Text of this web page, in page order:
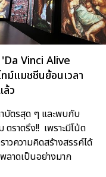
Vinci Alive
ม์แมชชีนย้อนเวลา
ล้ว
บัตรสุด ๆ และพบกับ
ราตรึง!! เพราะมีโน้ต
วความคิดสร้างสรรค์ได้
าดเป็นอย่างมาก